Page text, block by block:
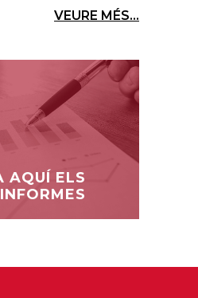
VEURE MÉS...
AQUÍ ELS